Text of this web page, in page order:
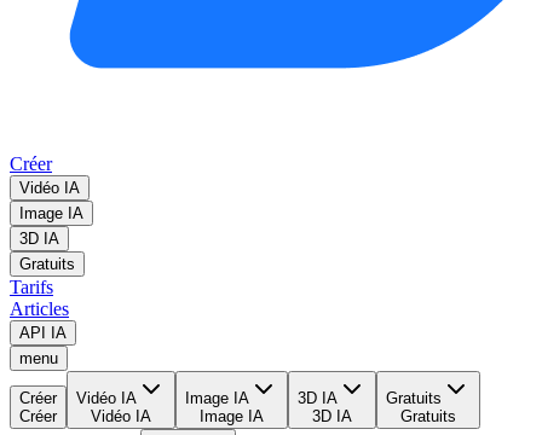
Créer
Vidéo IA
Image IA
3D IA
Gratuits
Tarifs
Articles
API IA
menu
Créer
Créer
Vidéo IA
Vidéo IA
Image IA
Image IA
3D IA
3D IA
Gratuits
Gratuits